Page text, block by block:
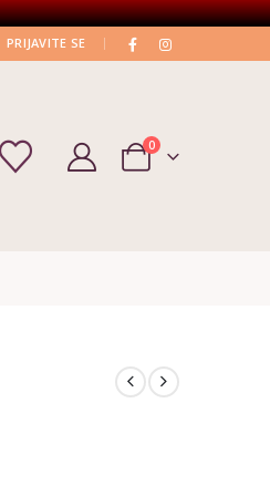
PRIJAVITE SE |
0